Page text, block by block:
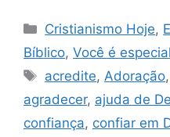
Categorias
Cristianismo Hoje,
Bíblico, Você é especial
Tags
acredite, Adoração,
agradecer, ajuda de
confiança, confiar em